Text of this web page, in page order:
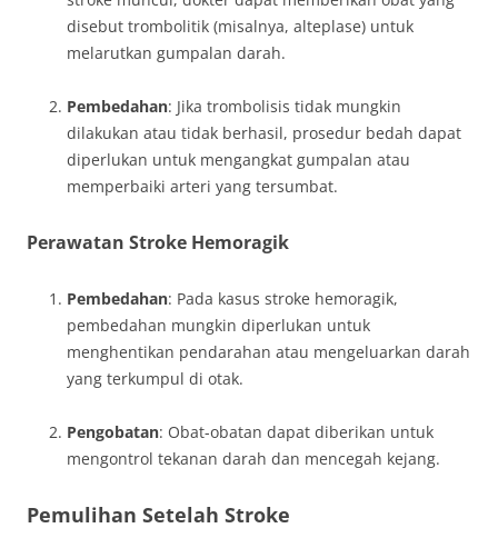
disebut trombolitik (misalnya, alteplase) untuk
melarutkan gumpalan darah.
Pembedahan: Jika trombolisis tidak mungkin
dilakukan atau tidak berhasil, prosedur bedah dapat
diperlukan untuk mengangkat gumpalan atau
memperbaiki arteri yang tersumbat.
Perawatan Stroke Hemoragik
Pembedahan: Pada kasus stroke hemoragik,
pembedahan mungkin diperlukan untuk
menghentikan pendarahan atau mengeluarkan darah
yang terkumpul di otak.
Pengobatan: Obat-obatan dapat diberikan untuk
mengontrol tekanan darah dan mencegah kejang.
Pemulihan Setelah Stroke